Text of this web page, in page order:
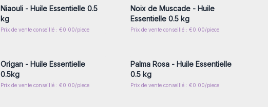
Niaouli - Huile Essentielle 0.5
kg
Prix de vente conseillé : €0.00/piece
Noix de Muscade - Huile
Essentielle 0.5 kg
Prix de vente conseillé : €0.00/piece
Connectez-vous ou inscrivez-
Origan - Huile Essentielle
0.5kg
Prix de vente conseillé : €0.00/piece
Connectez-vous ou inscrivez-
Palma Rosa - Huile Essentielle
0.5 kg
Prix de vente conseillé : €0.00/piece
Connectez-vous ou inscrivez-
Connectez-vous ou inscrivez-